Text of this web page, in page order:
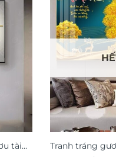
tài
Tranh tráng